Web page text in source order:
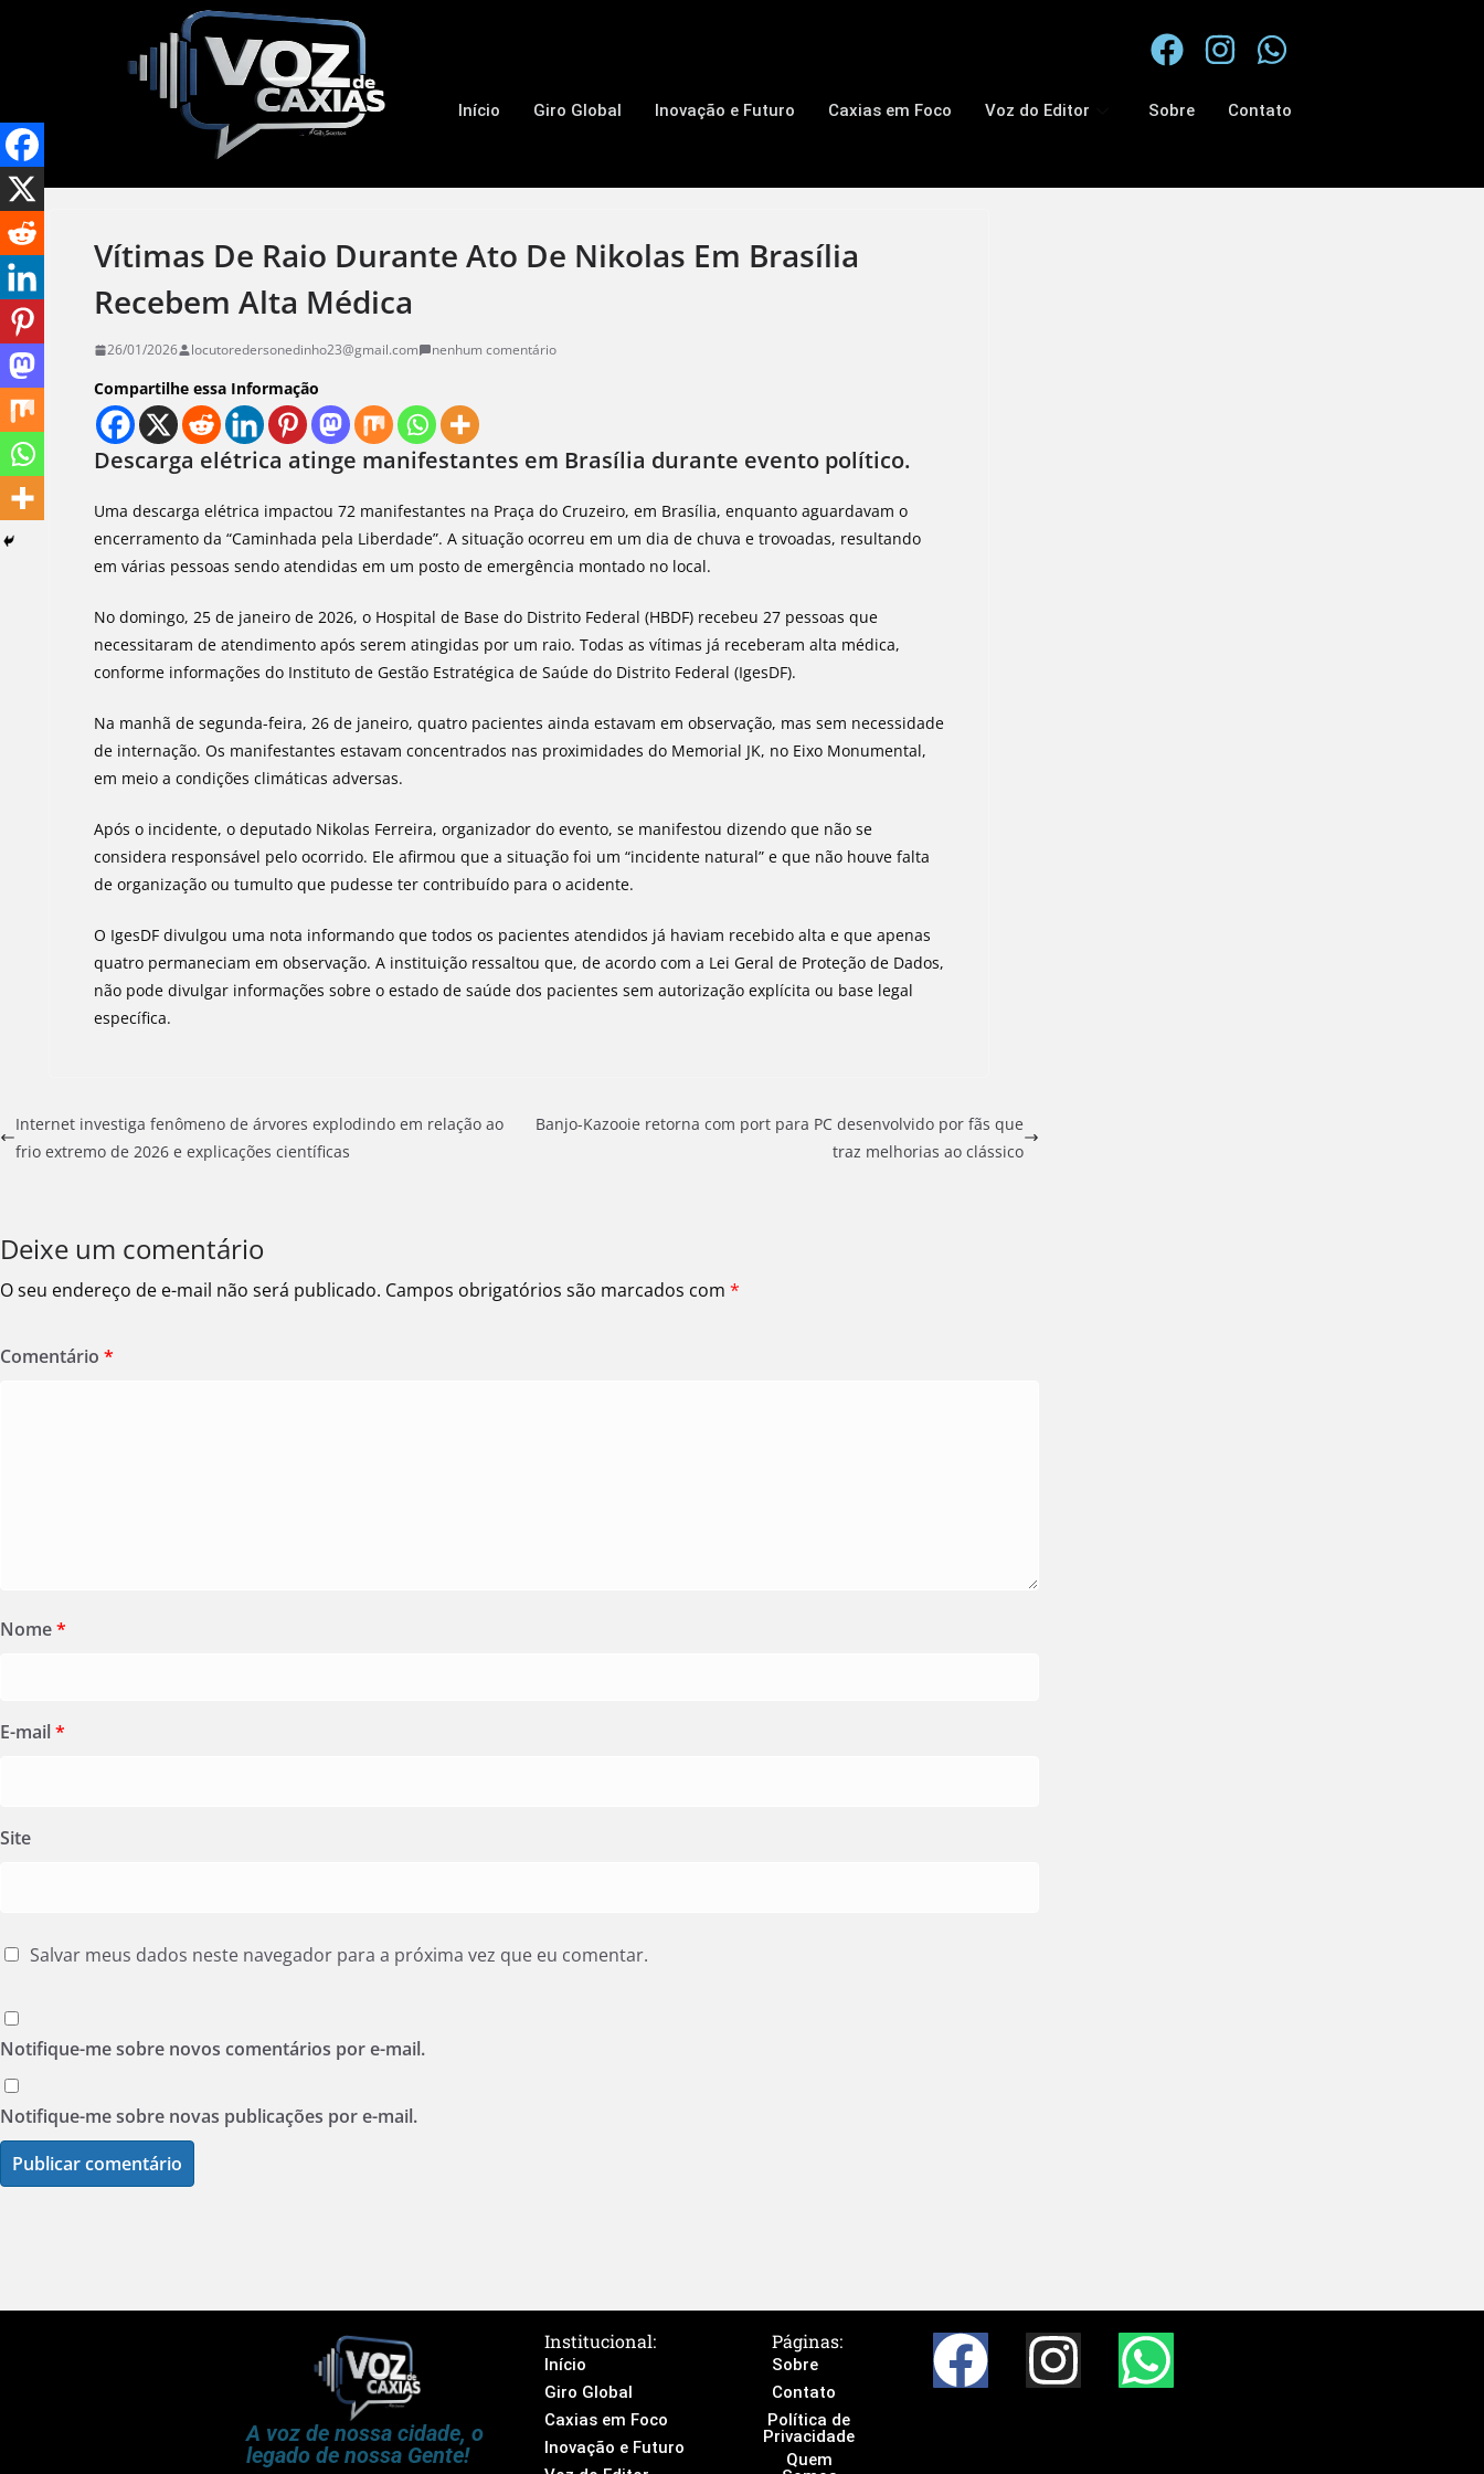
Início Giro Global Inovação e Futuro Caxias em Foco Voz do Editor Sobre Contato
Vítimas De Raio Durante Ato De Nikolas Em Brasília
Recebem Alta Médica
26/01/2026 locutoredersonedinho23@gmail.com nenhum comentário
Compartilhe essa Informação
Descarga elétrica atinge manifestantes em Brasília durante evento político.
Uma descarga elétrica impactou 72 manifestantes na Praça do Cruzeiro, em Brasília, enquanto aguardavam o
encerramento da “Caminhada pela Liberdade”. A situação ocorreu em um dia de chuva e trovoadas, resultando
em várias pessoas sendo atendidas em um posto de emergência montado no local.
No domingo, 25 de janeiro de 2026, o Hospital de Base do Distrito Federal (HBDF) recebeu 27 pessoas que
necessitaram de atendimento após serem atingidas por um raio. Todas as vítimas já receberam alta médica,
conforme informações do Instituto de Gestão Estratégica de Saúde do Distrito Federal (IgesDF).
Na manhã de segunda-feira, 26 de janeiro, quatro pacientes ainda estavam em observação, mas sem necessidade
de internação. Os manifestantes estavam concentrados nas proximidades do Memorial JK, no Eixo Monumental,
em meio a condições climáticas adversas.
Após o incidente, o deputado Nikolas Ferreira, organizador do evento, se manifestou dizendo que não se
considera responsável pelo ocorrido. Ele afirmou que a situação foi um “incidente natural” e que não houve falta
de organização ou tumulto que pudesse ter contribuído para o acidente.
O IgesDF divulgou uma nota informando que todos os pacientes atendidos já haviam recebido alta e que apenas
quatro permaneciam em observação. A instituição ressaltou que, de acordo com a Lei Geral de Proteção de Dados,
não pode divulgar informações sobre o estado de saúde dos pacientes sem autorização explícita ou base legal
específica.
Internet investiga fenômeno de árvores explodindo em relação ao
frio extremo de 2026 e explicações científicas
Banjo-Kazooie retorna com port para PC desenvolvido por fãs que
traz melhorias ao clássico
Deixe um comentário
O seu endereço de e-mail não será publicado. Campos obrigatórios são marcados com *
Comentário *
Nome*
E-mail*
Site
Salvar meus dados neste navegador para a próxima vez que eu comentar.
Notifique-me sobre novos comentários por e-mail.
Notifique-me sobre novas publicações por e-mail.
A voz de nossa cidade, o
legado de nossa Gente!
Institucional:
Início
Giro Global
Caxias em Foco
Inovação e Futuro
Páginas:
Sobre
Contato
Política de
Privacidade
Quem